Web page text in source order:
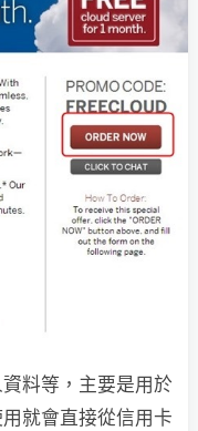
料等，主要是用於
就會直接從信用卡